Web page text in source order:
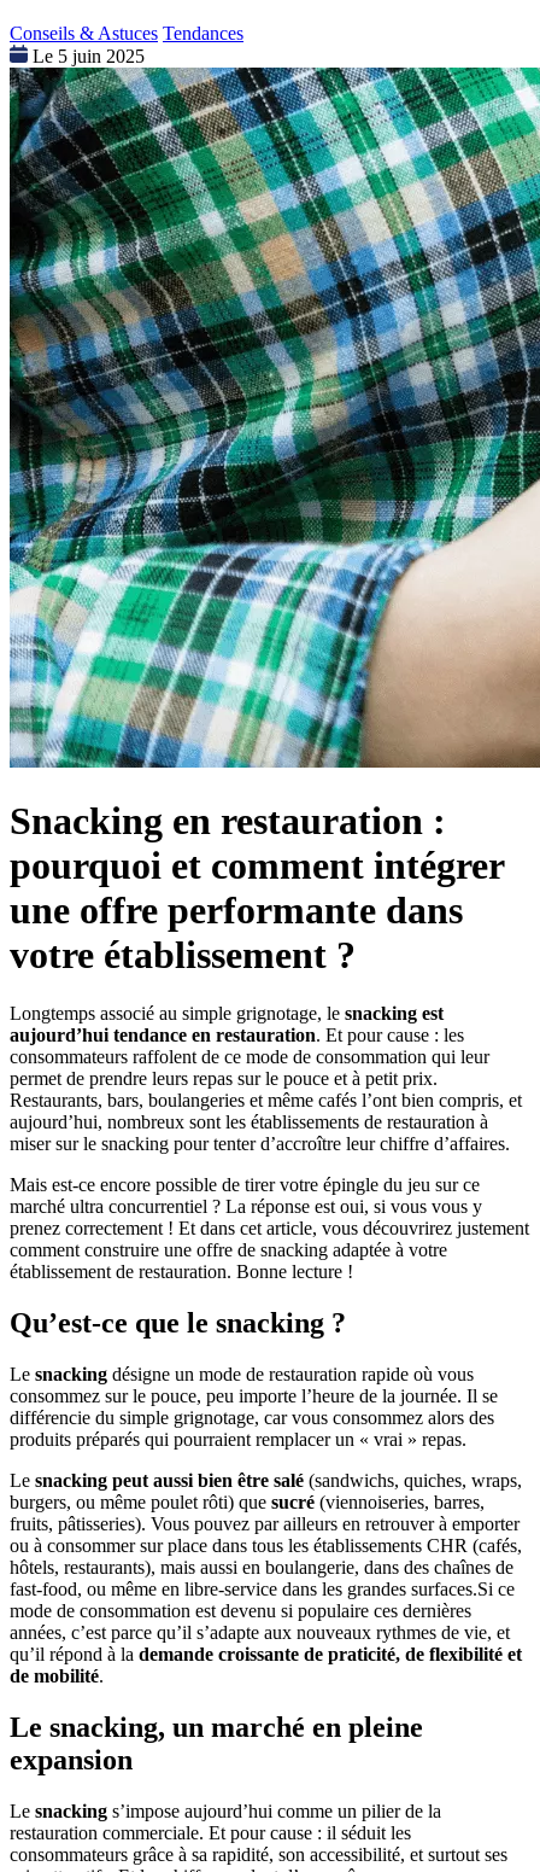
Conseils & Astuces Tendances
Le 5 juin 2025
Snacking en restauration :
pourquoi et comment intégrer
une offre performante dans
votre établissement ?
Longtemps associé au simple grignotage, le snacking est
aujourd’hui tendance en restauration. Et pour cause : les
consommateurs raffolent de ce mode de consommation qui leur
permet de prendre leurs repas sur le pouce et à petit prix.
Restaurants, bars, boulangeries et même cafés l’ont bien compris, et
aujourd’hui, nombreux sont les établissements de restauration à
miser sur le snacking pour tenter d’accroître leur chiffre d’affaires.
Mais est-ce encore possible de tirer votre épingle du jeu sur ce
marché ultra concurrentiel ? La réponse est oui, si vous vous y
prenez correctement ! Et dans cet article, vous découvrirez justement
comment construire une offre de snacking adaptée à votre
établissement de restauration. Bonne lecture !
Qu’est-ce que le snacking ?
Le snacking désigne un mode de restauration rapide où vous
consommez sur le pouce, peu importe l’heure de la journée. Il se
différencie du simple grignotage, car vous consommez alors des
produits préparés qui pourraient remplacer un « vrai » repas.
Le snacking peut aussi bien être salé (sandwichs, quiches, wraps,
burgers, ou même poulet rôti) que sucré (viennoiseries, barres,
fruits, pâtisseries). Vous pouvez par ailleurs en retrouver à emporter
ou à consommer sur place dans tous les établissements CHR (cafés,
hôtels, restaurants), mais aussi en boulangerie, dans des chaînes de
fast-food, ou même en libre-service dans les grandes surfaces.Si ce
mode de consommation est devenu si populaire ces dernières
années, c’est parce qu’il s’adapte aux nouveaux rythmes de vie, et
qu’il répond à la demande croissante de praticité, de flexibilité et
de mobilité.
Le snacking, un marché en pleine
expansion
Le snacking s’impose aujourd’hui comme un pilier de la
restauration commerciale. Et pour cause : il séduit les
consommateurs grâce à sa rapidité, son accessibilité, et surtout ses